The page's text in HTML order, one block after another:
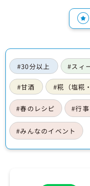
#30分以上 #スィ
#甘酒 #糀（塩糀
#春のレシピ #行
#みんなのイベント